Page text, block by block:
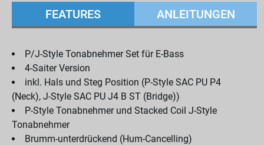
FEATURES ANLEITUNGEN
P/J-Style Tonabnehmer Set für E-Bass
4-Saiter Version
inkl. Hals und Steg Position (P-Style SAC PU P4
(Neck), J-Style SAC PU J4 B ST (Bridge))
P-Style Tonabnehmer und Stacked Coil J-Style
Tonabnehmer
Brumm-unterdrückend (Hum-Cancelling)